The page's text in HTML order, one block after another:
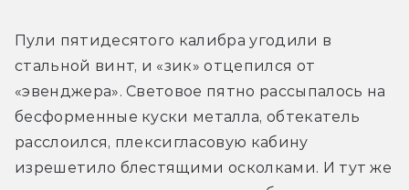
Пули пятидесятого калибра угодили в
стальной винт, и «зик» отцепился от
«эвенджера». Световое пятно рассыпалось на
бесформенные куски металла, обтекатель
расслоился, плексигласовую кабину
изрешетило блестящими осколками. И тут же